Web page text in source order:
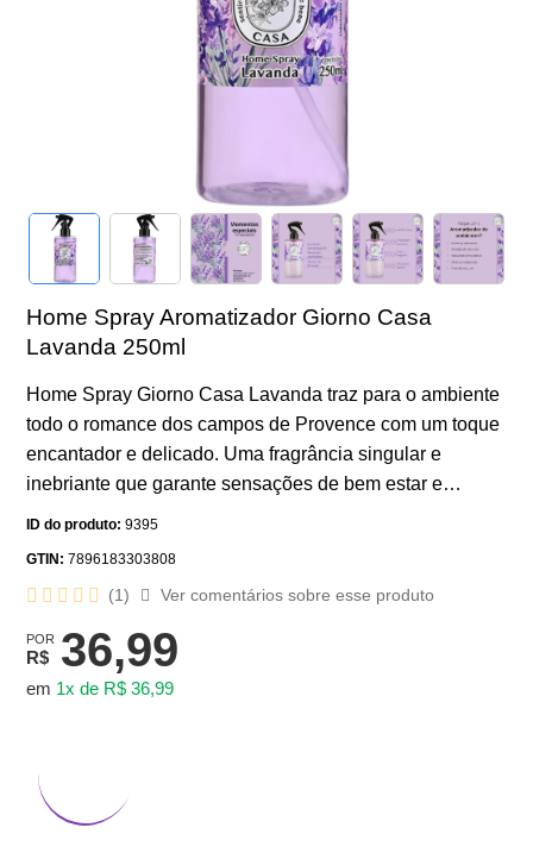
Home Spray Aromatizador Giorno Casa
Lavanda 250ml
Home Spray Giorno Casa Lavanda traz para o ambiente
todo o romance dos campos de Provence com um toque
encantador e delicado. Uma fragrância singular e
inebriante que garante sensações de bem estar e
ID do produto: 9395
GTIN: 7896183303808
(1) Ver comentários sobre esse produto
POR
R$ 36,99
em 1x de R$ 36,99